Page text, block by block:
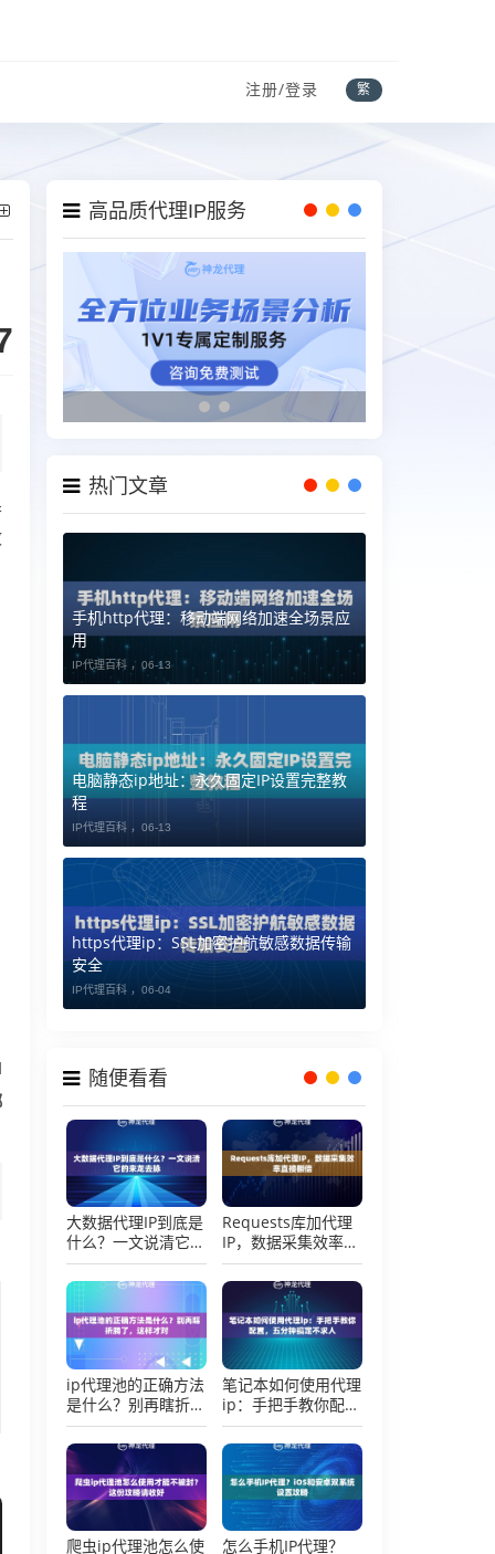
注册/登录 繁
高品质代理IP服务
热门文章
手机http代理：移动端网络加速全场景应
用
IP代理百科 ， 06-13
电脑静态ip地址：永久固定IP设置完整教
程
IP代理百科 ， 06-13
https代理ip：SSL加密护航敏感数据传输
安全
IP代理百科 ， 06-04
随便看看
大数据代理IP到底是
什么？一文说清它的
来龙去脉
Requests库加代理
IP，数据采集效率直
接翻倍
ip代理池的正确方法
是什么？别再瞎折腾
了，这样才对
笔记本如何使用代理
ip：手把手教你配
置，五分钟搞定不求
人
爬虫ip代理池怎么使
怎么手机IP代理？